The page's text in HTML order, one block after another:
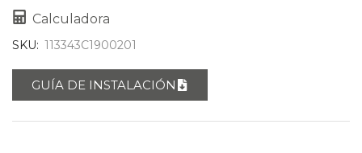
Calculadora
SKU: 113343C1900201
GUÍA DE INSTALACIÓN